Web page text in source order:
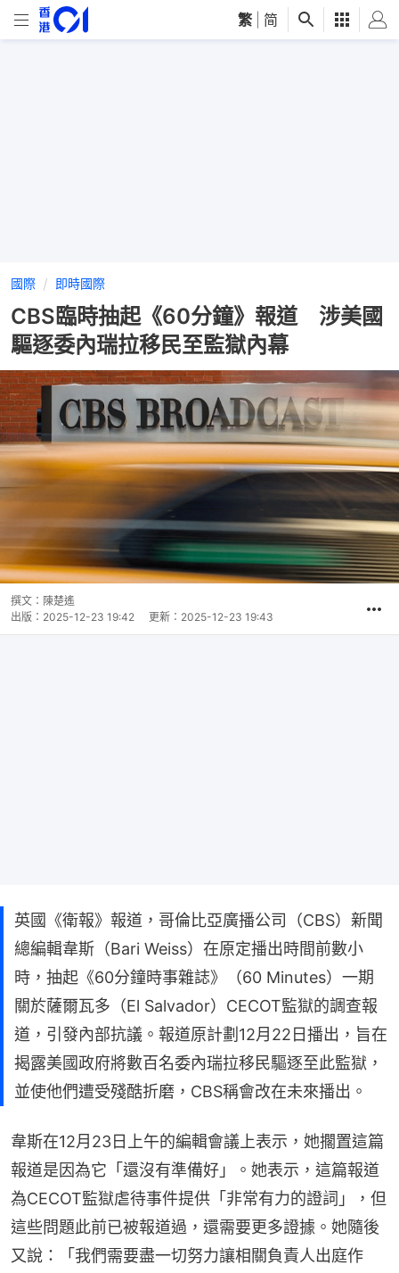
繁 简
國際 即時國際
CBS臨時抽起《60分鐘》報道 涉美國
驅逐委內瑞拉移民至監獄內幕
撰文： 陳楚遙
出版： 2025-12-23 19:42 更新： 2025-12-23 19:43
英國《衛報》報道，哥倫比亞廣播公司（CBS）新聞
總編輯韋斯（Bari Weiss）在原定播出時間前數小
時，抽起《60分鐘時事雜誌》（60 Minutes）一期
關於薩爾瓦多（El Salvador）CECOT監獄的調查報
道，引發內部抗議。報道原計劃12月22日播出，旨在
揭露美國政府將數百名委內瑞拉移民驅逐至此監獄，
並使他們遭受殘酷折磨，CBS稱會改在未來播出。
韋斯在12月23日上午的編輯會議上表示，她擱置這篇
報道是因為它「還沒有準備好」。她表示，這篇報道
為CECOT監獄虐待事件提供「非常有力的證詞」，但
這些問題此前已被報道過，還需要更多證據。她隨後
又說：「我們需要盡一切努力讓相關負責人出庭作